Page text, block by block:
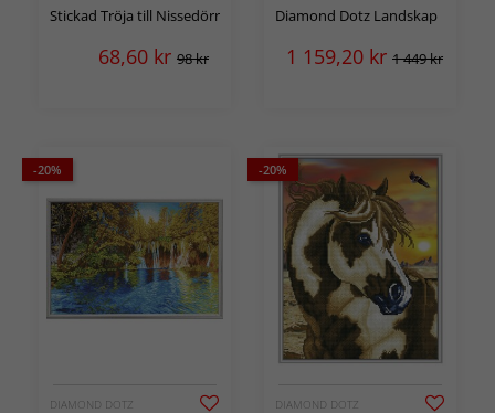
Stickad Tröja till Nissedörr
68,60 kr 98 kr
Diamond Dotz Landskap
1 159,20 kr 1 449 kr
-20%
DIAMOND DOTZ
-20%
DIAMOND DOTZ